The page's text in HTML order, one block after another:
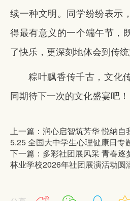
续一种文明。同学纷纷表示
得最有意义的一个端午节，
了快乐，更深刻地体会到传统
粽叶飘香传千古，文化
同期待下一次的文化盛宴吧！
上一篇：润心启智筑芳华 悦纳
5.25 全国大中学生心理健康日专
下一篇：多彩社团展风采 青春
林业学校2026年社团展演活动圆